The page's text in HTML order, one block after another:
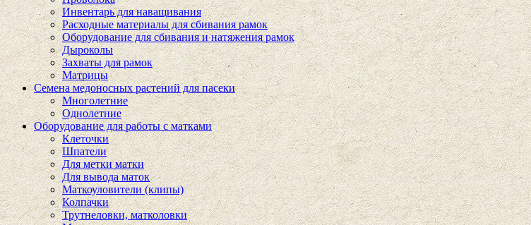
Инвентарь для наващивания
Расходные материалы для сбивания рамок
Оборудование для сбивания и натяжения рамок
Дыроколы
Захваты для рамок
Матрицы
Семена медоносных растений для пасеки
Многолетние
Однолетние
Оборудование для работы с матками
Клеточки
Шпатели
Для метки матки
Для вывода маток
Маткоуловители (клипы)
Колпачки
Трутнеловки, матколовки